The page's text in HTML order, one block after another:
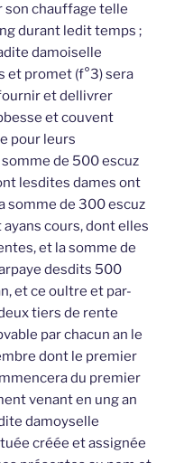
son chauffage telle
durant ledit temps ;
damoiselle
et promet (f°3) sera
et dellivrer
et couvent
pour leurs
de 500 escuz
lesdites dames ont
somme de 300 escuz
ayans cours, dont elles
et la somme de
desdits 500
et ce oultre et par-
tiers de rente
par chacun an le
dont le premier
du premier
venant en ung an
damoyselle
créée et assignée